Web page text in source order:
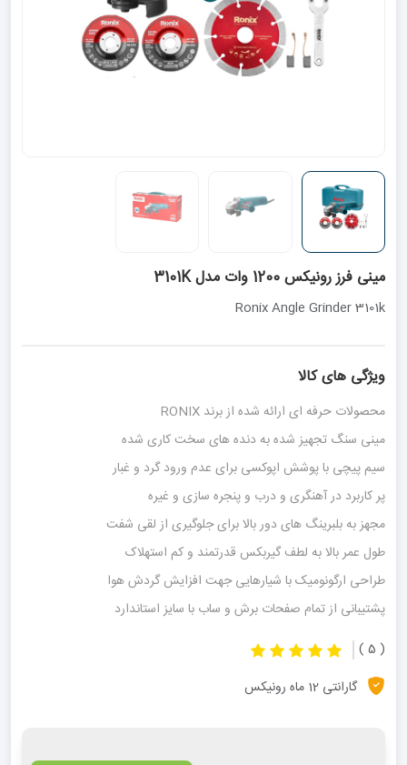
مینی فرز رونیکس 1200 وات مدل 3101K
Ronix Angle Grinder 3101k
ویژگی های کالا
محصولات حرفه ای ارائه شده از برند RONIX
مینی سنگ تجهیز شده به دنده های سخت کاری شده
سیم پیچی با پوشش اپوکسی برای عدم ورود گرد و غبار
پر کاربرد در آهنگری و درب و پنجره سازی و غیره
مجهز به بلبرینگ های دور بالا برای جلوگیری از لقی شفت
طول عمر بالا به لطف گیربکس قدرتمند و کم استهلاک
طراحی ارگونومیک با شیارهایی جهت افزایش گردش هوا
پشتیبانی از تمام صفحات برش و ساب با سایز استاندارد
( 5 )
گارانتی 12 ماه رونیکس